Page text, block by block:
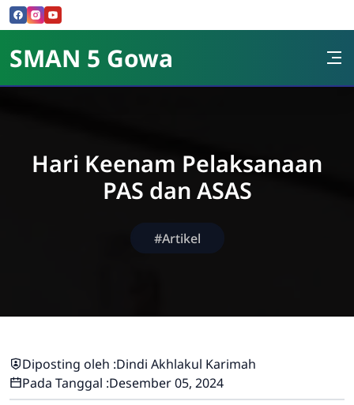
Skip to Content
SMAN 5 Gowa
Hari Keenam Pelaksanaan
PAS dan ASAS
#Artikel
Diposting oleh :Dindi Akhlakul Karimah
Pada Tanggal :Desember 05, 2024